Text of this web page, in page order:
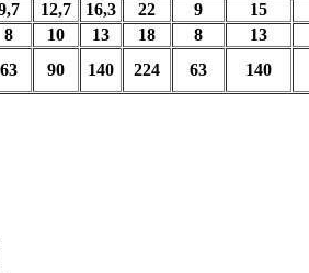
12,7 16,3 22 9
15
8 10 13 18 8
13
63 90 140 224 63 140